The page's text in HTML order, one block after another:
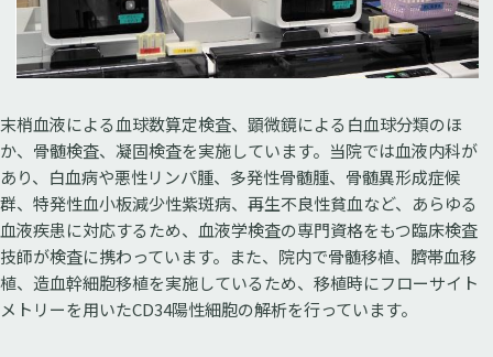
末梢血液による血球数算定検査、顕微鏡による白血球分類のほ
か、骨髄検査、凝固検査を実施しています。当院では血液内科が
あり、白血病や悪性リンパ腫、多発性骨髄腫、骨髄異形成症候
群、特発性血小板減少性紫斑病、再生不良性貧血など、あらゆる
血液疾患に対応するため、血液学検査の専門資格をもつ臨床検査
技師が検査に携わっています。また、院内で骨髄移植、臍帯血移
植、造血幹細胞移植を実施しているため、移植時にフローサイト
メトリーを用いたCD34陽性細胞の解析を行っています。